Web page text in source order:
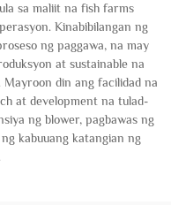
sa maliit na fish farms
Kinabibilangan ng
ng paggawa, na may
at sustainable na
din ang facilidad na
at development na tulad-
ng blower, pagbawas ng
kabuuang katangian ng